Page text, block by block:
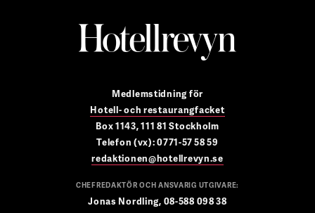
Medlemstidning för
Hotell- och restaurangfacket
Box 1143, 111 81 Stockholm
Telefon (vx): 0771-57 58 59
redaktionen@hotellrevyn.se
CHEFREDAKTÖR OCH ANSVARIG UTGIVARE:
Jonas Nordling, 08-588 098 38